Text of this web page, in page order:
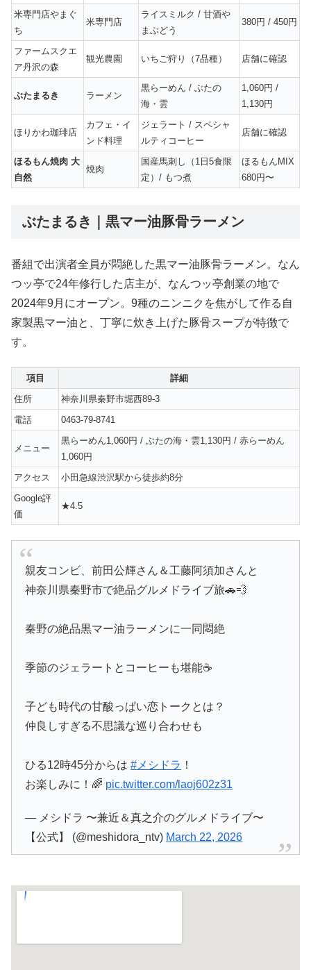
米専門店やまぐ
ち
米専門店
ライスミルク / 甘酒や
まぶどう
380円 / 450円
ファームスクエ
ア丹沢の森
観光農園 いちご狩り（7品種） 店舗に確認
ぶたまるき ラーメン
黒らーめん / ぶたの
海・雲
1,060円 /
1,130円
ほりかわ珈琲店
カフェ・イ
ンド料理
ジェラート / スペシャ
ルティコーヒー
店舗に確認
ほるもん焼肉 大
自然
焼肉
国産馬刺し（1日5食限
定）/ もつ煮
ほるもんMIX
680円〜
ぶたまるき｜黒マー油豚骨ラーメン
番組で出演者全員が悶絶した黒マー油豚骨ラーメン。なん
つッ亭で24年修行した店主が、なんつッ亭創業の地で
2024年9月にオープン。9種のニンニクを焦がして作る自
家製黒マー油と、丁寧に炊き上げた豚骨スープが特徴で
す。
項目
詳細
住所
神奈川県秦野市堀西89-3
電話
0463-79-8741
メニュー
黒らーめん1,060円 / ぶたの海・雲1,130円 / 赤らーめん
1,060円
アクセス
小田急線渋沢駅から徒歩約8分
Google評
価
★4.5
親友コンビ、前田公輝さん＆工藤阿須加さんと
神奈川県秦野市で絶品グルメドライブ旅🚗💨
秦野の絶品黒マー油ラーメンに一同悶絶
季節のジェラートとコーヒーも堪能☕
子ども時代の甘酸っぱい恋トークとは？
仲良しすぎる不思議な巡り合わせも
ひる12時45分からは#メシドラ ！
お楽しみに！🌈 pic.twitter.com/laoj602z31
— メシドラ 〜兼近＆真之介のグルメドライブ〜
【公式】 (@meshidora_ntv) March 22, 2026